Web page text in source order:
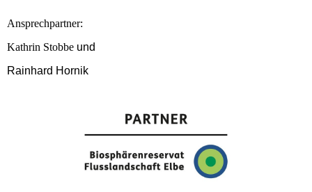
Ansprechpartner:
Kathrin Stobbe und
Rainhard Hornik